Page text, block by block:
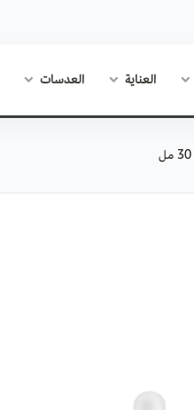
العناية العدسات